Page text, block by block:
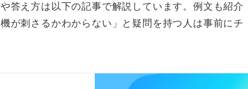
官からの質問に答える形で話を深めていく方が
まれます。
答え方は以下の記事で解説しています。例文も紹介
が刺さるかわからない」と疑問を持つ人は事前にチ